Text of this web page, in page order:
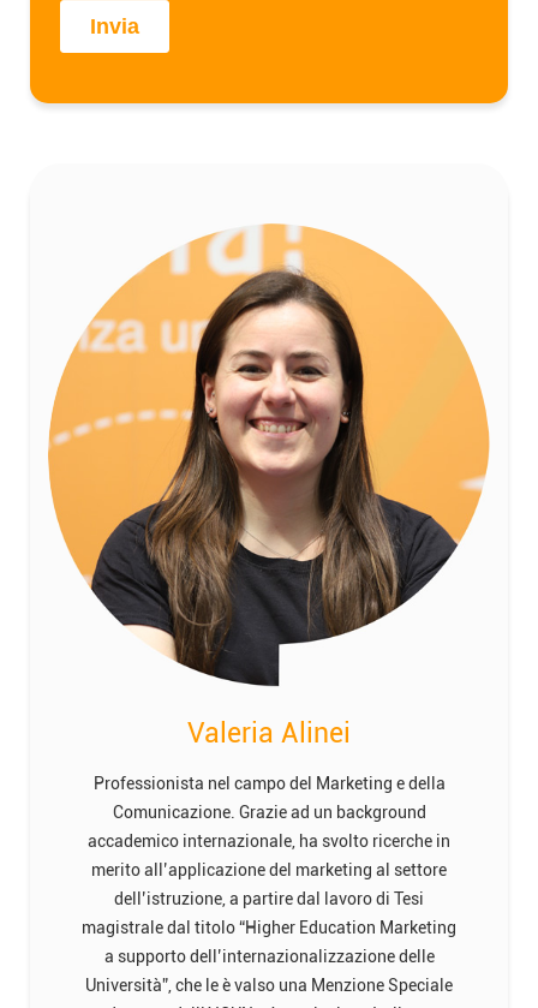
Valeria Alinei
Professionista nel campo del Marketing e della
Comunicazione. Grazie ad un background
accademico internazionale, ha svolto ricerche in
merito all’applicazione del marketing al settore
dell’istruzione, a partire dal lavoro di Tesi
magistrale dal titolo “Higher Education Marketing
a supporto dell’internazionalizzazione delle
Università”, che le è valso una Menzione Speciale